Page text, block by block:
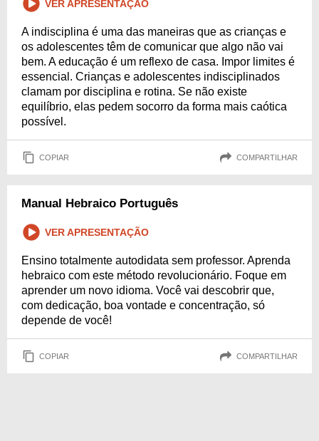
VER APRESENTAÇÃO
A indisciplina é uma das maneiras que as crianças e
os adolescentes têm de comunicar que algo não vai
bem. A educação é um reflexo de casa. Impor limites é
essencial. Crianças e adolescentes indisciplinados
clamam por disciplina e rotina. Se não existe
equilíbrio, elas pedem socorro da forma mais caótica
possível.
COPIAR COMPARTILHAR
Manual Hebraico Português
VER APRESENTAÇÃO
Ensino totalmente autodidata sem professor. Aprenda
hebraico com este método revolucionário. Foque em
aprender um novo idioma. Você vai descobrir que,
com dedicação, boa vontade e concentração, só
depende de você!
COPIAR COMPARTILHAR